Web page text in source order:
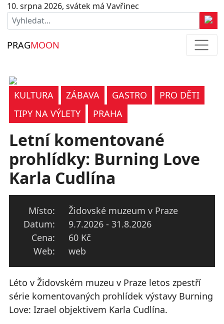
10. srpna 2026, svátek má Vavřinec
PRAGMOON
KULTURA ZÁBAVA GASTRO
PRO DĚTI
TIPY NA VÝLETY
PRAHA
Letní komentované
prohlídky: Burning Love
Karla Cudlína
Místo:
Židovské muzeum v Praze
Datum:
9.7.2026 - 31.8.2026
Cena:
60 Kč
Web:
web
Léto v Židovském muzeu v Praze letos zpestří
série komentovaných prohlídek výstavy Burning
Love: Izrael objektivem Karla Cudlína.